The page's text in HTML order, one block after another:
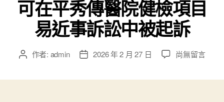
可在平秀傳醫院健檢項目
易近事訴訟中被起訴
文 作者: admin
文 2026 年 2 月 27 日
在
尚無留言